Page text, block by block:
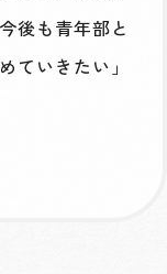
後も青年部と
ていきたい」